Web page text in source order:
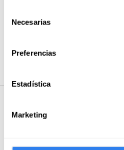
Necesarias
Preferencias
Estadística
Marketing
Weitere Informationen